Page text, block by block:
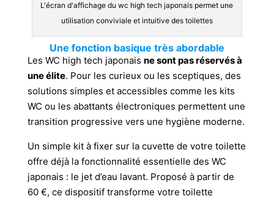
L'écran d'affichage du wc high tech japonais permet une
utilisation conviviale et intuitive des toilettes
Une fonction basique très abordable
Les WC high tech japonais ne sont pas réservés à
une élite. Pour les curieux ou les sceptiques, des
solutions simples et accessibles comme les kits
WC ou les abattants électroniques permettent une
transition progressive vers une hygiène moderne.
Un simple kit à fixer sur la cuvette de votre toilette
offre déjà la fonctionnalité essentielle des WC
japonais : le jet d’eau lavant. Proposé à partir de
60 €, ce dispositif transforme votre toilette